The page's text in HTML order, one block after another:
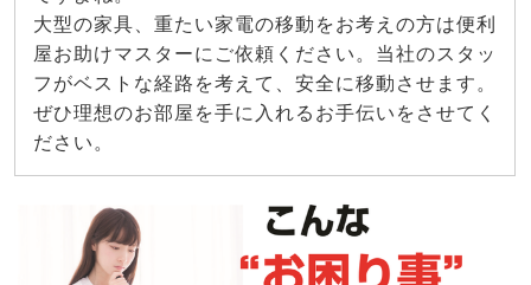
大型の家具、重たい家電の移動をお考えの方は便利
屋お助けマスターにご依頼ください。当社のスタッ
フがベストな経路を考えて、安全に移動させます。
ぜひ理想のお部屋を手に入れるお手伝いをさせてく
ださい。